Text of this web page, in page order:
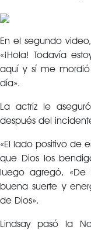
En el segundo
«¡Hola! Todavía
aquí y sí me
día».
La actriz le
después del
«El lado positivo de
que Dios los
luego agregó,
buena suerte y
de Dios».
Lindsay pasó la